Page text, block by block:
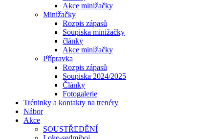
Akce minižačky
Minižačky
Rozpis zápasů
Soupiska minižačky
články
Akce minižačky
Přípravka
Rozpis zápasů
Soupiska 2024/2025
Články
Fotogalerie
Tréninky a kontakty na trenéry
Nábor
Akce
SOUSTŘEDĚNÍ